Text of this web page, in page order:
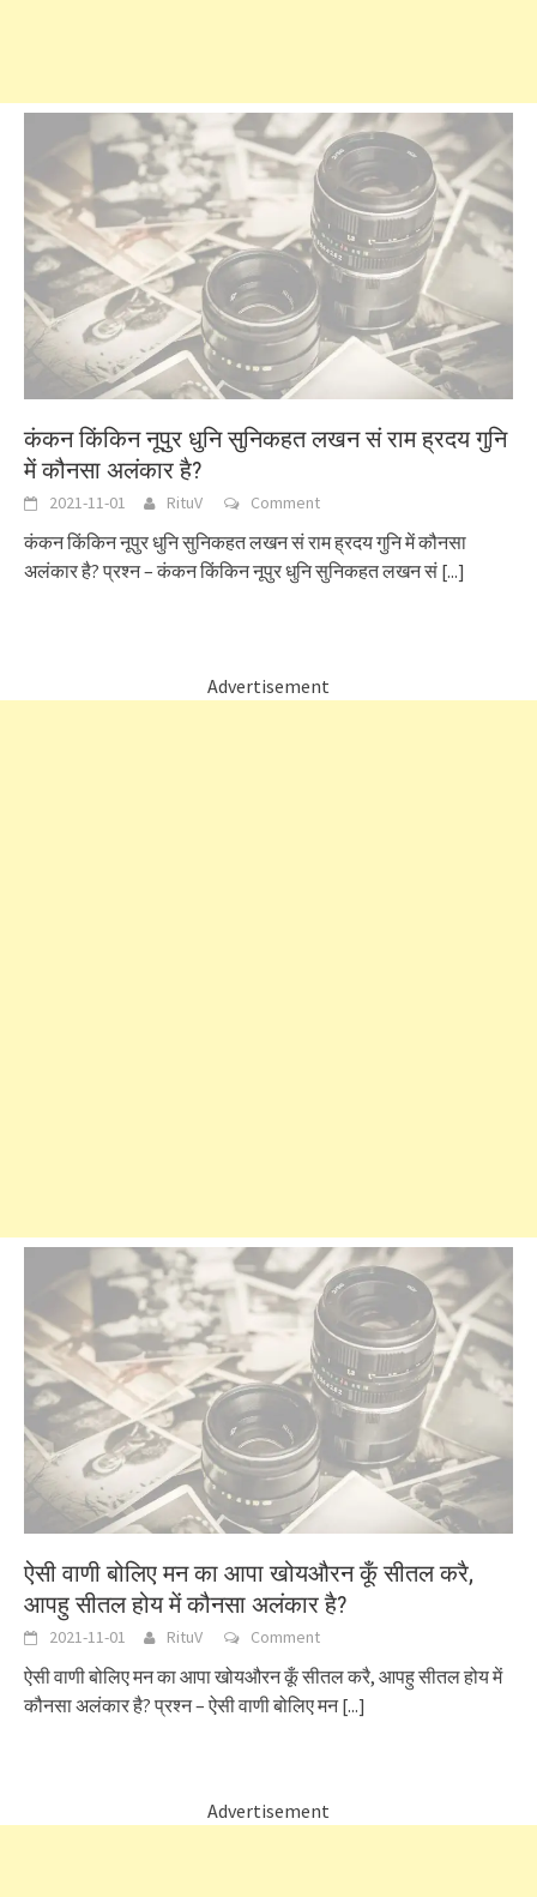
कंकन किंकिन नूपुर धुनि सुनिकहत लखन सं राम ह्रदय गुनि
में कौनसा अलंकार है?
2021-11-01 RituV Comment
कंकन किंकिन नूपुर धुनि सुनिकहत लखन सं राम ह्रदय गुनि में कौनसा
अलंकार है? प्रश्न – कंकन किंकिन नूपुर धुनि सुनिकहत लखन सं [...]
Advertisement
ऐसी वाणी बोलिए मन का आपा खोयऔरन कूँ सीतल करै,
आपहु सीतल होय में कौनसा अलंकार है?
2021-11-01 RituV Comment
ऐसी वाणी बोलिए मन का आपा खोयऔरन कूँ सीतल करै, आपहु सीतल होय में
कौनसा अलंकार है? प्रश्न – ऐसी वाणी बोलिए मन[...]
Advertisement